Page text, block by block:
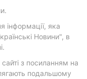
інформації, яка
Новини", в
з посиланням на
подальшому